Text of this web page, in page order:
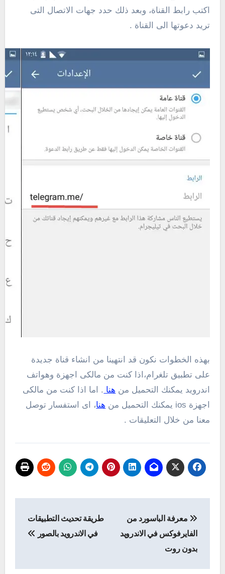
اكتب رابط القناة، وبعد ذلك حدد جهات الاتصال التى
تريد دعوتها الى القناة .
بهذه الخطوات نكون قد انتهينا من انشاء قناة جديدة
على تطبيق تلغرام،اذا كنت من مالكى اجهزة وهواتف
اندرويد يمكنك التحميل من هنا . اما اذا كنت من مالكى
اجهزة ios يمكنك التحميل من
هنا، اى استفسار توصل
معنا من خلال التعليقات .
المقالات
معرفة الباسورد من
الفايرفوكس في الاندرويد
بدون روت
طريقة تحديث التطبيقات
في الاندرويد بالصور